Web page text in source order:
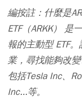
編按註：什麼是
ETF（ARKK） 是
報的主動型 ETF
業，尋找能夠改
包括Tesla Inc、
Inc...等。